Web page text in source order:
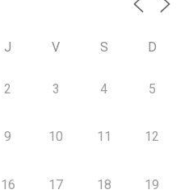
J V S D
2 3 4 5
9 10 11 12
16 17 18 19